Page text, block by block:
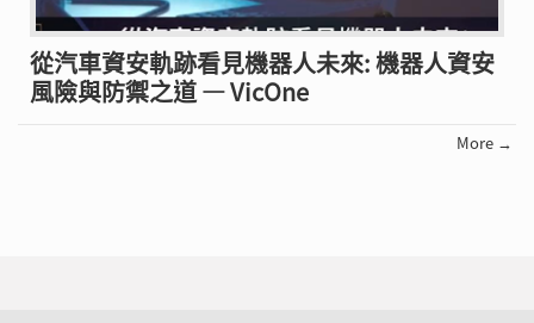
從汽車資安軌跡看見機器人未來: 機器人資安
風險與防禦之道 — VicOne
More →